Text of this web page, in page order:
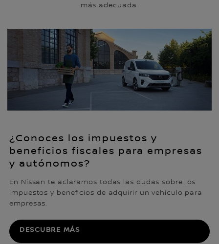
más adecuada.
¿Conoces los impuestos y
beneficios fiscales para empresas
y autónomos?
En Nissan te aclaramos todas las dudas sobre los
impuestos y beneficios de adquirir un vehículo para
empresas.
DESCUBRE MÁS